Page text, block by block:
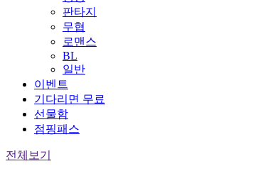
판타지
무협
로맨스
BL
일반
이벤트
기다리면 무료
선물함
점핑패스
전체보기